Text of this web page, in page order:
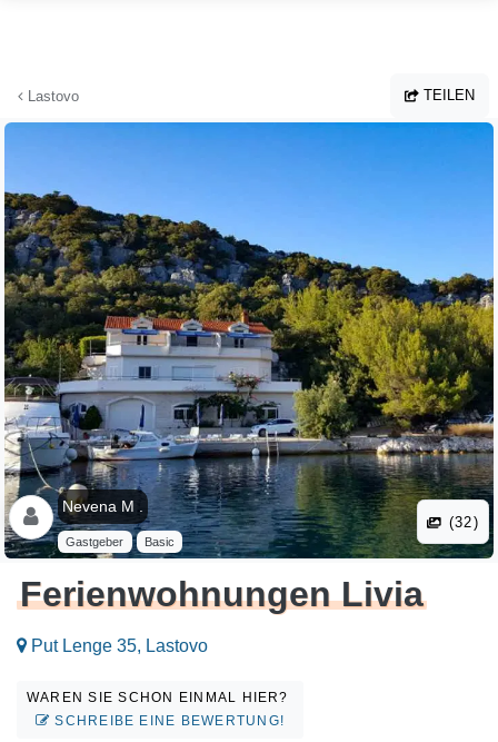
Lastovo TEILEN
Nevena M .
Gastgeber Basic
(32)
Ferienwohnungen Livia
Put Lenge 35, Lastovo
WAREN SIE SCHON EINMAL HIER?
SCHREIBE EINE BEWERTUNG!